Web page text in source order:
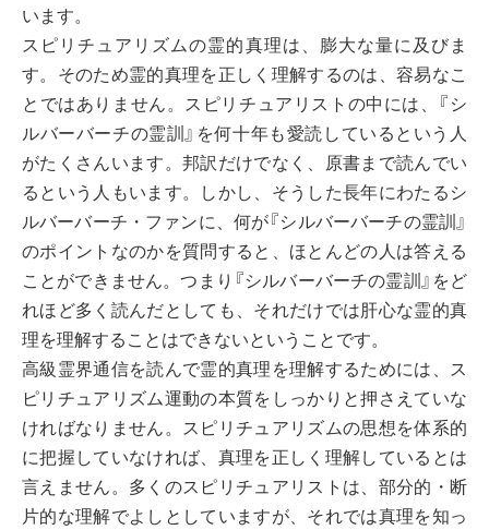
います。
スピリチュアリズムの霊的真理は、膨大な量に及びま
す。そのため霊的真理を正しく理解するのは、容易なこ
とではありません。スピリチュアリストの中には、『シ
ルバーバーチの霊訓』を何十年も愛読しているという人
がたくさんいます。邦訳だけでなく、原書まで読んでい
るという人もいます。しかし、そうした長年にわたるシ
ルバーバーチ・ファンに、何が『シルバーバーチの霊訓』
のポイントなのかを質問すると、ほとんどの人は答える
ことができません。つまり『シルバーバーチの霊訓』をど
れほど多く読んだとしても、それだけでは肝心な霊的真
理を理解することはできないということです。
高級霊界通信を読んで霊的真理を理解するためには、ス
ピリチュアリズム運動の本質をしっかりと押さえていな
ければなりません。スピリチュアリズムの思想を体系的
に把握していなければ、真理を正しく理解しているとは
言えません。多くのスピリチュアリストは、部分的・断
片的な理解でよしとしていますが、それでは真理を知っ